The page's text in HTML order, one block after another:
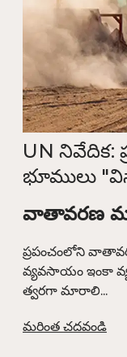
UN నివేదిక:
భూములు
వాతావరణ
ప్రపంచంలోని
వ్యవసాయం ఇంకా
త్వరగా మారాలి...
మరింత చదవండి